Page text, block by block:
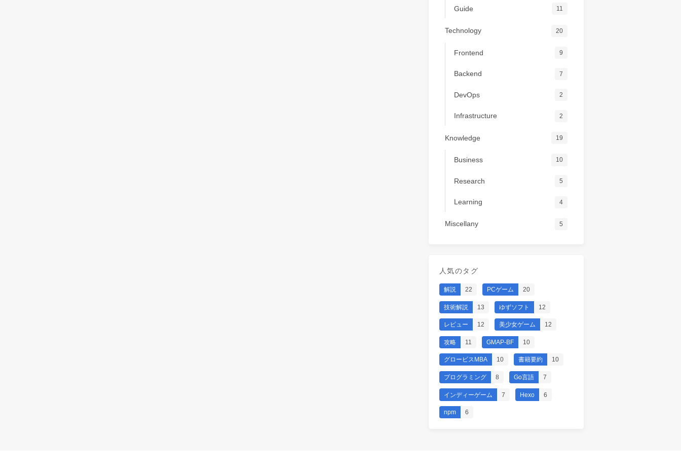
Guide 11
Technology 20
Frontend 9
Backend 7
DevOps 2
Infrastructure 2
Knowledge 19
Business 10
Research 5
Learning 4
Miscellany 5
人気のタグ
解説 22 PCゲーム 20
技術解説 13 ゆずソフト 12
レビュー 12 美少女ゲーム 12
攻略 11 GMAP-BF 10
グロービスMBA 10 書籍要約 10
プログラミング 8 Go言語 7
インディーゲーム 7 Hexo 6
npm 6